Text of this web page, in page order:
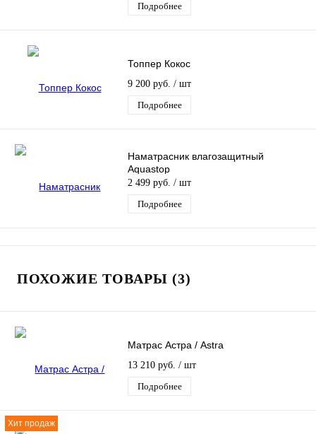
Подробнее
Топпер Кокос
9 200 руб. / шт
Подробнее
Наматрасник влагозащитный
Aquastop
2 499 руб. / шт
Подробнее
ПОХОЖИЕ ТОВАРЫ (3)
Матрас Астра / Astra
13 210 руб. / шт
Подробнее
Хит продаж